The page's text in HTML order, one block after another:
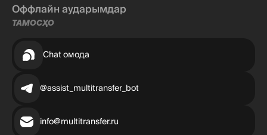
Оффлайн аударымдар
ТАМОСҲО
Chat омода
@assist_multitransfer_bot
info@multitransfer.ru